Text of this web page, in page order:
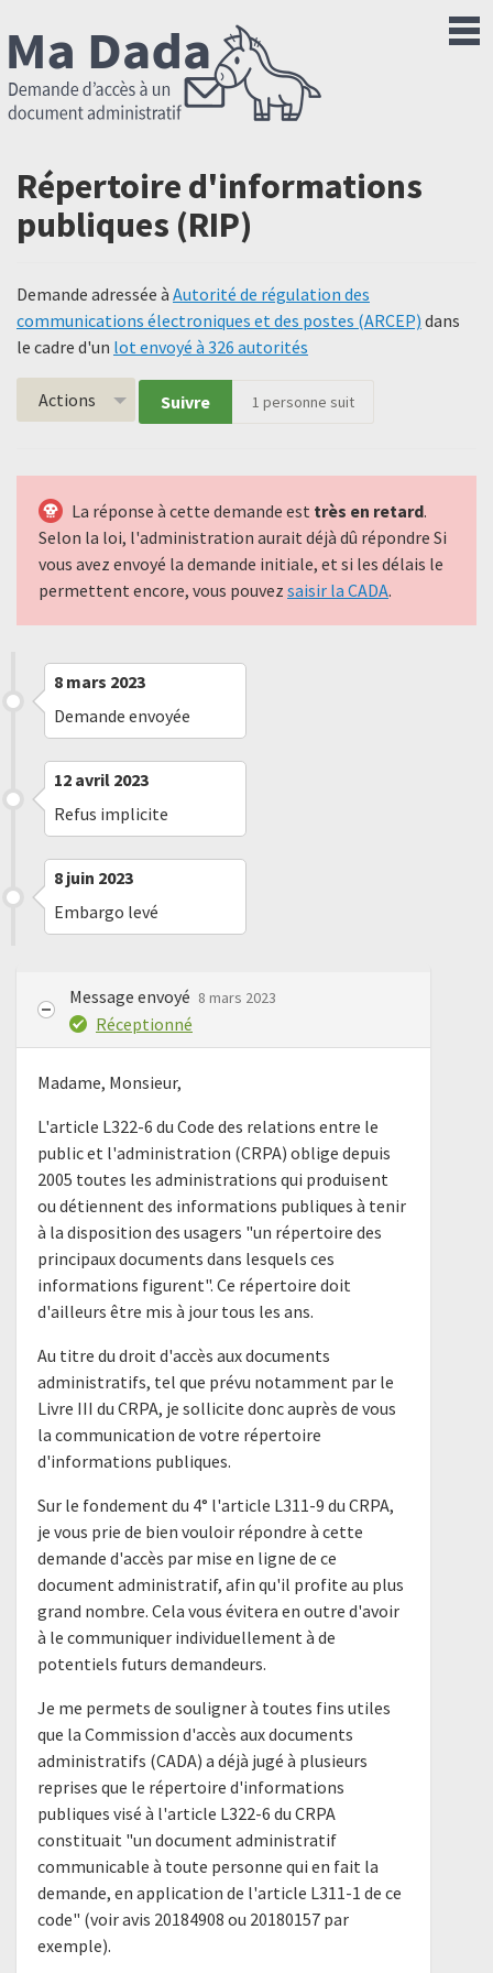
Répertoire d'informations
publiques (RIP)
Demande adressée à Autorité de régulation des
communications électroniques et des postes (ARCEP) dans
le cadre d'un lot envoyé à 326 autorités
Actions Suivre 1 personne suit
La réponse à cette demande est très en retard.
Selon la loi, l'administration aurait déjà dû répondre Si
vous avez envoyé la demande initiale, et si les délais le
permettent encore, vous pouvez saisir la CADA.
8 mars 2023
Demande envoyée
12 avril 2023
Refus implicite
8 juin 2023
Embargo levé
Message envoyé 8 mars 2023
Réceptionné
Madame, Monsieur,
L'article L322-6 du Code des relations entre le
public et l'administration (CRPA) oblige depuis
2005 toutes les administrations qui produisent
ou détiennent des informations publiques à tenir
à la disposition des usagers "un répertoire des
principaux documents dans lesquels ces
informations figurent". Ce répertoire doit
d'ailleurs être mis à jour tous les ans.
Au titre du droit d'accès aux documents
administratifs, tel que prévu notamment par le
Livre III du CRPA, je sollicite donc auprès de vous
la communication de votre répertoire
d'informations publiques.
Sur le fondement du 4° l'article L311-9 du CRPA,
je vous prie de bien vouloir répondre à cette
demande d'accès par mise en ligne de ce
document administratif, afin qu'il profite au plus
grand nombre. Cela vous évitera en outre d'avoir
à le communiquer individuellement à de
potentiels futurs demandeurs.
Je me permets de souligner à toutes fins utiles
que la Commission d'accès aux documents
administratifs (CADA) a déjà jugé à plusieurs
reprises que le répertoire d'informations
publiques visé à l'article L322-6 du CRPA
constituait "un document administratif
communicable à toute personne qui en fait la
demande, en application de l'article L311-1 de ce
code" (voir avis 20184908 ou 20180157 par
exemple).